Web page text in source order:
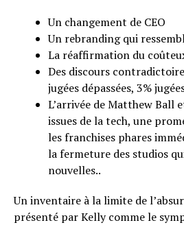
Un changement de CEO
Un rebranding qui
La réaffirmation du
Des discours
jugées dépassées, 3%
L’arrivée de Matthew Ball
issues de la tech, une
les franchises phares
la fermeture des studios
nouvelles..
Un inventaire à la limite de
présenté par Kelly comme le